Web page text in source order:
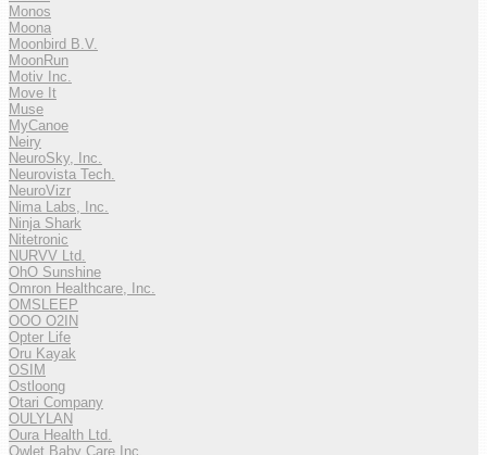
Monos
Moona
Moonbird B.V.
MoonRun
Motiv Inc.
Move It
Muse
MyCanoe
Neiry
NeuroSky, Inc.
Neurovista Tech.
NeuroVizr
Nima Labs, Inc.
Ninja Shark
Nitetronic
NURVV Ltd.
OhO Sunshine
Omron Healthcare, Inc.
OMSLEEP
OOO O2IN
Opter Life
Oru Kayak
OSIM
Ostloong
Otari Company
OULYLAN
Oura Health Ltd.
Owlet Baby Care Inc.